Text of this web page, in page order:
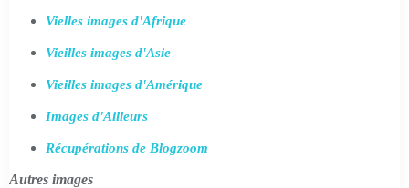
Vielles images d'Afrique
Vieilles images d'Asie
Vieilles images d'Amérique
Images d'Ailleurs
Récupérations de Blogzoom
Autres images